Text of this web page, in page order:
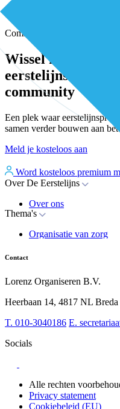
Community
Wissel kennis en
eerstelijns
community
Een plek waar
samen verder bouwen aan
Meld je kosteloos aan
Word kosteloos premium
Over De Eerstelijns
Over ons
Nieuws
Whitepapers
Over BiancAI
Thema's
Organisatie van zorg
Digitalisering
Leiderschap &
Sociaal domein
Contact
Lorenz Organiseren B.V.
Heerbaan 14, 4817 NL Breda
T. 010-3040186 E.
Socials
Alle rechten
Privacy statement
Cookiebeleid (EU)